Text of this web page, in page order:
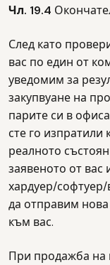
Чл. 19.4
След като
вас по един от
уведомим за
закупвуане на
парите си в
сте го изпратили
реалното
заявеното от
хардуер/
да отправим
към вас.
При продажба на